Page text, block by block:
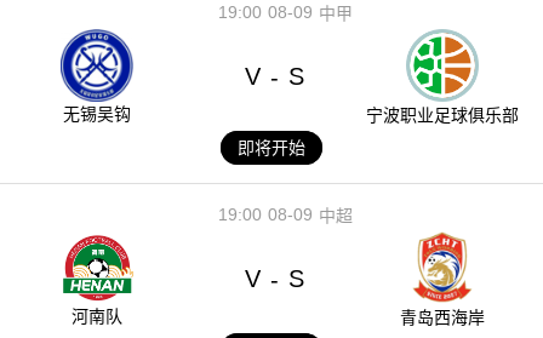
08-09
19:00 中甲
无锡吴钩
V - S
宁波职业足球俱乐部
即将开始
08-09
19:00 中超
河南队
V - S
青岛西海岸